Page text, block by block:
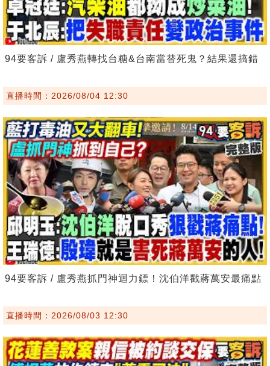
94要客訴 / 盧秀燕轉找台糖&台南當替死鬼？結果還搞錯
直播時間：2026/08/04 12:30
94要客訴 / 盧秀燕抓門神迴力鏢！沈伯洋戳蔣萬安最痛點
直播時間：2026/08/03 12:30